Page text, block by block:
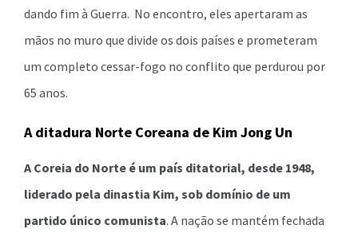
dando fim à Guerra. No encontro, eles apertaram as
mãos no muro que divide os dois países e prometeram
um completo cessar-fogo no conflito que perdurou por
65 anos.
A ditadura Norte Coreana de Kim Jong Un
A Coreia do Norte é um país ditatorial, desde 1948,
liderado pela dinastia Kim, sob domínio de um
partido único comunista. A nação se mantém fechada